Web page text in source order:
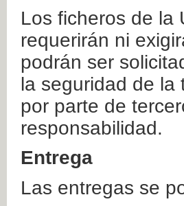
Los ficheros de la
requerirán ni
podrán ser
la seguridad de la
por parte de
responsabilidad.
Entrega
Las entregas se